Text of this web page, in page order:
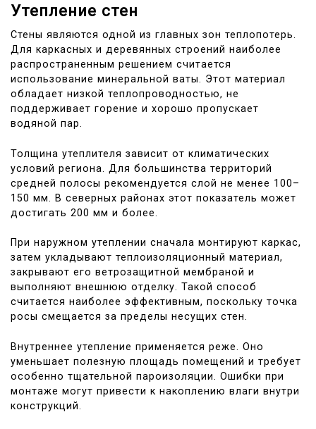
Утепление стен
Стены являются одной из главных зон теплопотерь.
Для каркасных и деревянных строений наиболее
распространенным решением считается
использование минеральной ваты. Этот материал
обладает низкой теплопроводностью, не
поддерживает горение и хорошо пропускает
водяной пар.
Толщина утеплителя зависит от климатических
условий региона. Для большинства территорий
средней полосы рекомендуется слой не менее 100–
150 мм. В северных районах этот показатель может
достигать 200 мм и более.
При наружном утеплении сначала монтируют каркас,
затем укладывают теплоизоляционный материал,
закрывают его ветрозащитной мембраной и
выполняют внешнюю отделку. Такой способ
считается наиболее эффективным, поскольку точка
росы смещается за пределы несущих стен.
Внутреннее утепление применяется реже. Оно
уменьшает полезную площадь помещений и требует
особенно тщательной пароизоляции. Ошибки при
монтаже могут привести к накоплению влаги внутри
конструкций.